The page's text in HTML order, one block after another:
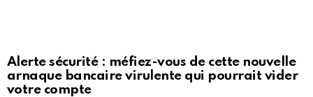
Alerte sécurité : méfiez-vous de cette nouvelle
arnaque bancaire virulente qui pourrait vider
votre compte